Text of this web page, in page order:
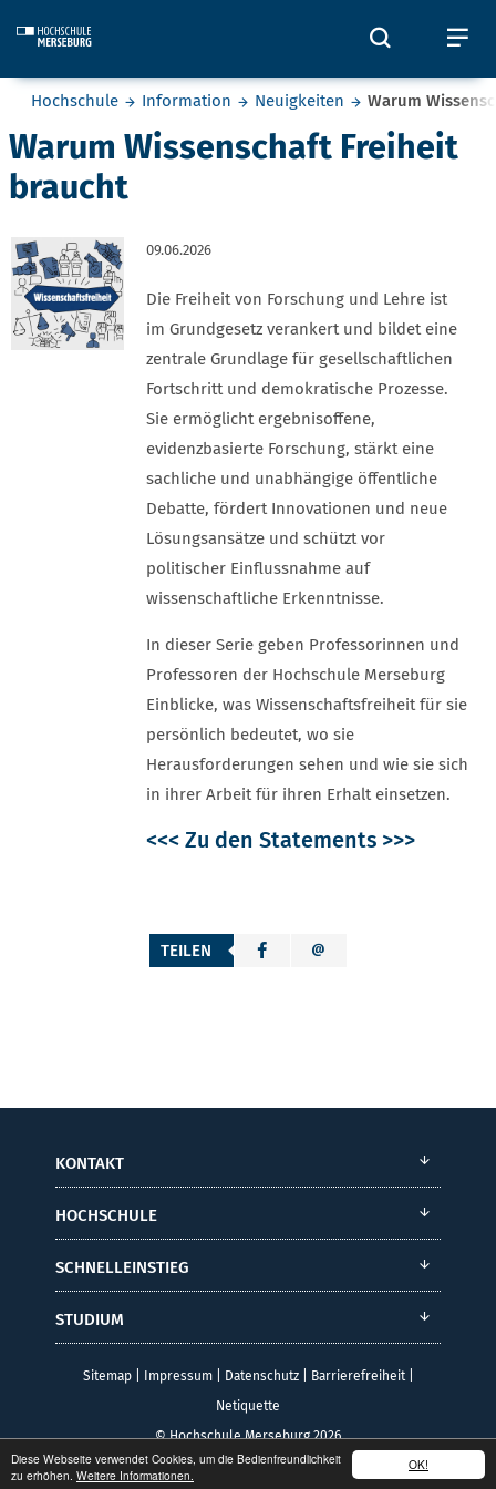
OK!
Diese Webseite verwendet Cookies, um die Bedienfreundlichkeit
zu erhöhen. Weitere Informationen.
Öffnet
Sie befinden sich hier:
Hochschule Information Neuigkeiten Warum
Warum Wissenschaft Freiheit
braucht
09.06.2026
Die Freiheit von Forschung und Lehre ist
im Grundgesetz verankert und bildet eine
zentrale Grundlage für gesellschaftlichen
Fortschritt und demokratische Prozesse.
Sie ermöglicht ergebnisoffene,
evidenzbasierte Forschung, stärkt eine
sachliche und unabhängige öffentliche
Debatte, fördert Innovationen und neue
Lösungsansätze und schützt vor
politischer Einflussnahme auf
wissenschaftliche Erkenntnisse.
In dieser Serie geben Professorinnen und
Professoren der Hochschule Merseburg
Einblicke, was Wissenschaftsfreiheit für sie
persönlich bedeutet, wo sie
Herausforderungen sehen und wie sie sich
in ihrer Arbeit für ihren Erhalt einsetzen.
<<< Zu den Statements >>>
TEILEN
KONTAKT
HOCHSCHULE
SCHNELLEINSTIEG
STUDIUM
Sitemap| Impressum| Datenschutz| Barrierefreiheit|
Netiquette
© Hochschule Merseburg 2026